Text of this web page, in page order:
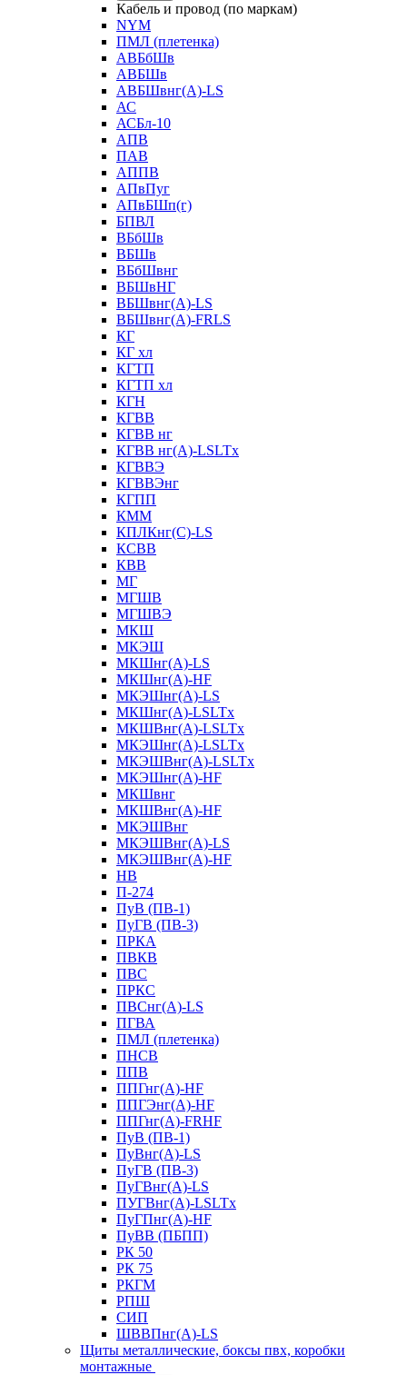
Кабель и провод (по маркам)
NYM
ПМЛ (плетенка)
АВБбШв
АВБШв
АВБШвнг(А)-LS
АС
АСБл-10
АПВ
ПАВ
АППВ
АПвПуг
АПвБШп(г)
БПВЛ
ВБбШв
ВБШв
ВБбШвнг
ВБШвНГ
ВБШвнг(А)-LS
ВБШвнг(А)-FRLS
КГ
КГ хл
КГТП
КГТП хл
КГН
КГВВ
КГВВ нг
КГВВ нг(А)-LSLTx
КГВВЭ
КГВВЭнг
КГПП
КММ
КПЛКнг(C)-LS
КСВВ
КВВ
МГ
МГШВ
МГШВЭ
МКШ
МКЭШ
МКШнг(А)-LS
МКШнг(А)-HF
МКЭШнг(А)-LS
МКШнг(А)-LSLTx
МКШВнг(A)-LSLTx
МКЭШнг(А)-LSLTx
МКЭШВнг(A)-LSLTx
МКЭШнг(А)-HF
МКШвнг
МКШВнг(А)-HF
МКЭШВнг
МКЭШВнг(А)-LS
МКЭШВнг(А)-HF
НВ
П-274
ПуВ (ПВ-1)
ПуГВ (ПВ-3)
ПРКА
ПВКВ
ПВС
ПРКС
ПВСнг(А)-LS
ПГВА
ПМЛ (плетенка)
ПНСВ
ППВ
ППГнг(А)-HF
ППГЭнг(А)-HF
ППГнг(А)-FRHF
ПуВ (ПВ-1)
ПуВнг(А)-LS
ПуГВ (ПВ-3)
ПуГВнг(А)-LS
ПУГВнг(А)-LSLTx
ПуГПнг(А)-HF
ПуВВ (ПБПП)
РК 50
РК 75
РКГМ
РПШ
СИП
ШВВПнг(А)-LS
Щиты металлические, боксы пвх, коробки
монтажные